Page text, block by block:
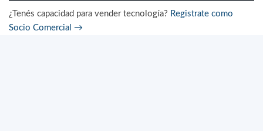
¿Tenés capacidad para vender tecnología? Registrate como
Socio Comercial →